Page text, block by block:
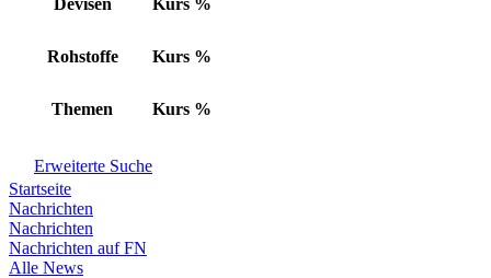
Devisen Kurs %
Rohstoffe Kurs %
Themen Kurs %
Erweiterte Suche
Startseite
Nachrichten
Nachrichten
Nachrichten auf FN
Alle News